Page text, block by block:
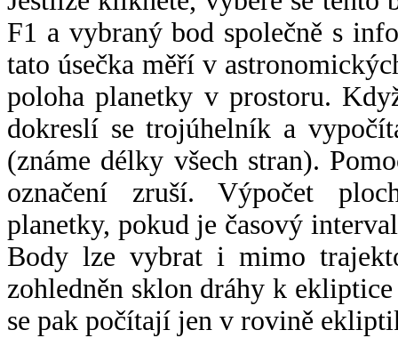
F1 a vybraný bod společně s
tato úsečka měří v
poloha planetky v prostoru.
dokreslí se trojúhelník a
(známe délky všech stran).
označení zruší. Výpočet
planetky, pokud je časový
Body lze vybrat i mimo
zohledněn sklon dráhy k
se pak počítají jen v rovině